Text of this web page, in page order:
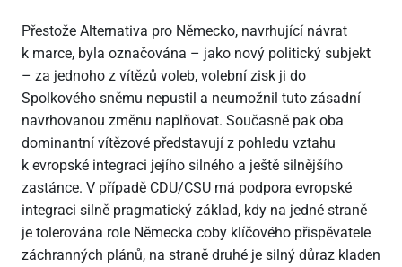
Přestože Alternativa pro Německo, navrhující návrat
k marce, byla označována – jako nový politický subjekt
– za jednoho z vítězů voleb, volební zisk ji do
Spolkového sněmu nepustil a neumožnil tuto zásadní
navrhovanou změnu naplňovat. Současně pak oba
dominantní vítězové představují z pohledu vztahu
k evropské integraci jejího silného a ještě silnějšího
zastánce. V případě CDU/CSU má podpora evropské
integraci silně pragmatický základ, kdy na jedné straně
je tolerována role Německa coby klíčového přispěvatele
záchranných plánů, na straně druhé je silný důraz kladen